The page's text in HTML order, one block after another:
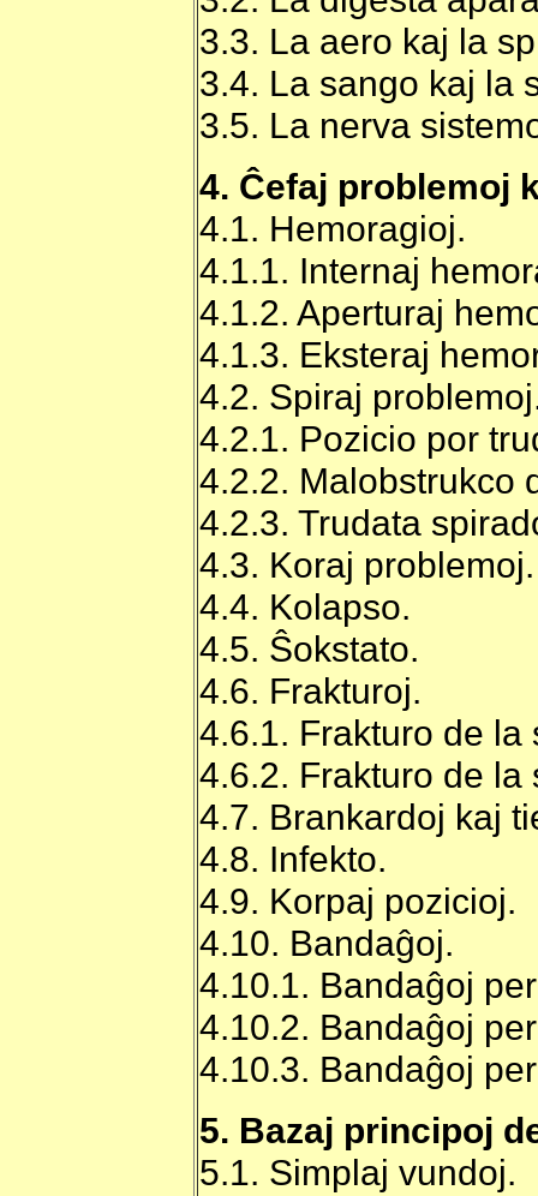
3.3. La aero kaj la
3.4. La sango kaj la
3.5. La nerva
4. Ĉefaj problemoj
4.1. Hemoragioj.
4.1.1. Internaj
4.1.2. Aperturaj
4.1.3. Eksteraj
4.2. Spiraj
4.2.1. Pozicio por
4.2.2. Malobstrukco
4.2.3. Trudata
4.3. Koraj problemoj.
4.4. Kolapso.
4.5. Ŝokstato.
4.6. Frakturoj.
4.6.1. Frakturo de la
4.6.2. Frakturo de la
4.7. Brankardoj kaj
4.8. Infekto.
4.9. Korpaj pozicioj.
4.10. Bandaĝoj.
4.10.1. Bandaĝoj
4.10.2. Bandaĝoj
4.10.3. Bandaĝoj
5. Bazaj principoj
5.1. Simplaj vundoj.